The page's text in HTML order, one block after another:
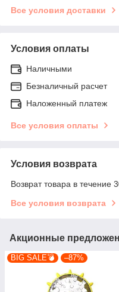
Все условия доставки
Условия оплаты
Наличными
Безналичный расчет
Наложенный платеж
Все условия оплаты
Условия возврата
Возврат товара в течение
Все условия возврата
Акционные
BIG SALE💣 –87%